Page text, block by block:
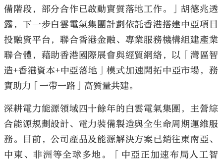
備階段，部分合作已啟動實質落地工作。」胡德兆透
露，下一步白雲電氣集團計劃依託香港搭建中亞項目
投融資平台，聯合香港金融、專業服務機構組建產業
聯合體，藉助香港國際展會與經貿網絡，以「灣區智
造+香港資本+中亞落地」模式加速開拓中亞市場，務
實助力「一帶一路」高質量共建。
深耕電力能源領域四十餘年的白雲電氣集團，主營綜
合能源規劃設計、電力裝備製造與全生命周期運維服
務。目前，公司產品及能源解決方案已銷往東南亞、
中東、非洲等全球多地。「中亞正加速布局人工智